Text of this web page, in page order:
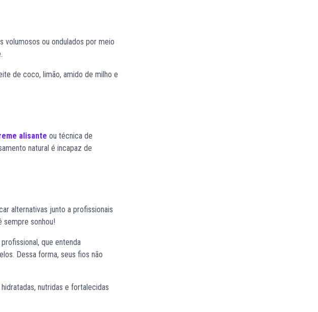
volumosos ou ondulados por meio
de coco, limão, amido de milho e
alisante ou técnica de
natural é incapaz de
alternativas junto a profissionais
sempre sonhou!
que entenda
Dessa forma, seus fios não
nutridas e fortalecidas